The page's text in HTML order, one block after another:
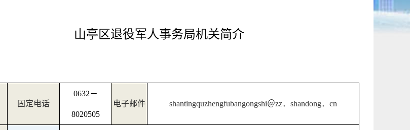
山亭区退役军人事务局机关简介
固定电话
0632－
8020505
电子邮件 shantingquzhengfubangongshi＠zz． shandong． cn